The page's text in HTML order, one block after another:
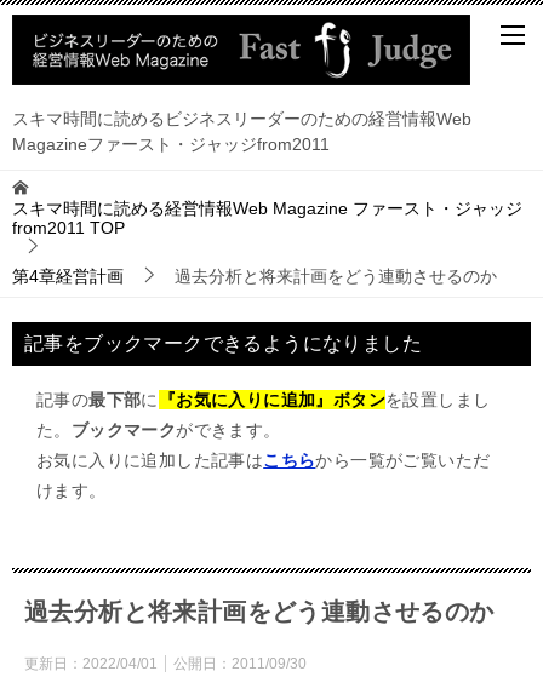
スキマ時間に読めるビジネスリーダーのための経営情報Web
Magazineファースト・ジャッジfrom2011
スキマ時間に読める経営情報Web Magazine ファースト・ジャッジ
from2011 TOP
第4章経営計画 過去分析と将来計画をどう連動させるのか
記事をブックマークできるようになりました
記事の最下部に 『お気に入りに追加』ボタンを設置しまし
た。 ブックマークができます。
お気に入りに追加した記事はこちらから一覧がご覧いただ
けます。
過去分析と将来計画をどう連動させるのか
更新日： 2022/04/01 公開日： 2011/09/30